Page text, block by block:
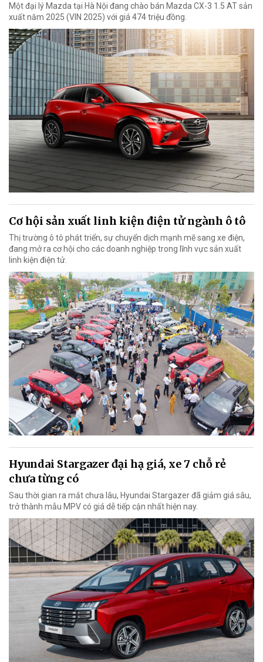
Một đại lý Mazda tại Hà Nội đang chào bán Mazda CX-3 1.5 AT sản
xuất năm 2025 (VIN 2025) với giá 474 triệu đồng.
Cơ hội sản xuất linh kiện điện tử ngành ô tô
Thị trường ô tô phát triển, sự chuyển dịch mạnh mẽ sang xe điện,
đang mở ra cơ hội cho các doanh nghiệp trong lĩnh vực sản xuất
linh kiện điện tử.
Hyundai Stargazer đại hạ giá, xe 7 chỗ rẻ
chưa từng có
Sau thời gian ra mắt chưa lâu, Hyundai Stargazer đã giảm giá sâu,
trở thành mẫu MPV có giá dễ tiếp cận nhất hiện nay.